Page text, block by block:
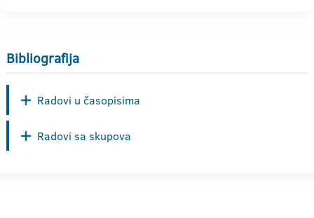
Bibliografija
Radovi u časopisima
Radovi sa skupova